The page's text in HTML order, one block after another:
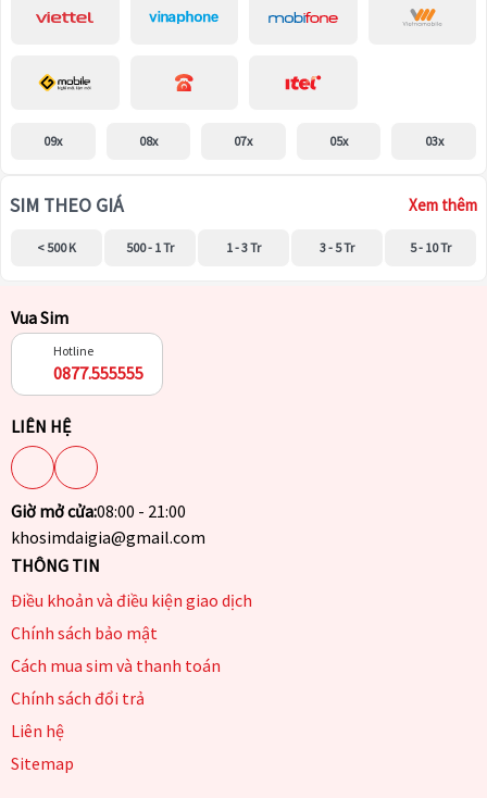
09x 08x 07x 05x 03x
SIM THEO GIÁ Xem thêm
< 500 K 500 - 1 Tr 1 - 3 Tr 3 - 5 Tr 5 - 10 Tr
Vua Sim
Hotline
0877.555555
LIÊN HỆ
Giờ mở cửa:08:00 - 21:00
khosimdaigia@gmail.com
THÔNG TIN
Điều khoản và điều kiện giao dịch
Chính sách bảo mật
Cách mua sim và thanh toán
Chính sách đổi trả
Liên hệ
Sitemap